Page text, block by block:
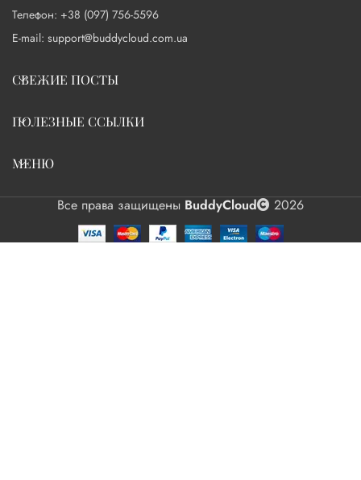
Телефон: +38 (097) 756-5596
E-mail: support@buddycloud.com.ua
СВЕЖИЕ ПОСТЫ
ПОЛЕЗНЫЕ ССЫЛКИ
МЕНЮ
Все права защищены BuddyCloud 2026